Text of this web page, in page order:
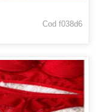
Cod f038d6